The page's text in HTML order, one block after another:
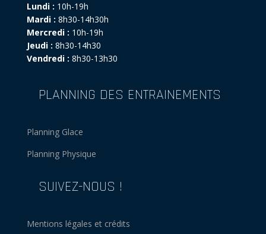
Lundi : 10h-19h
Mardi : 8h30-14h30h
Mercredi : 10h-19h
Jeudi : 8h30-14h30
Vendredi : 8h30-13h30
PLANNING DES ENTRAINEMENTS
Planning Glace
Planning Physique
SUIVEZ-NOUS !
Mentions légales et crédits